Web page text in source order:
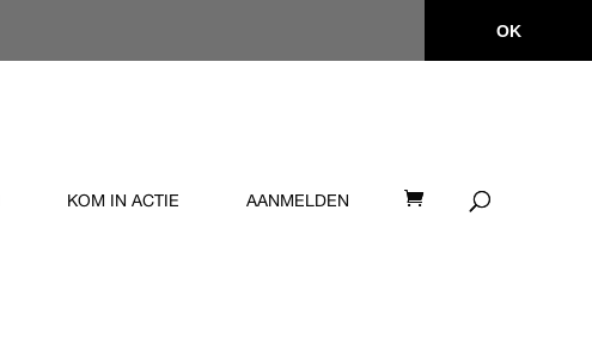
OK
KOM IN ACTIE AANMELDEN